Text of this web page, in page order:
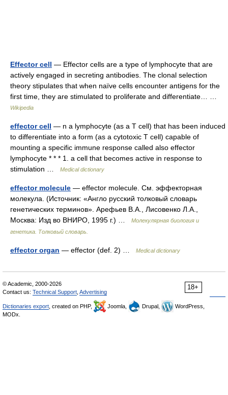
Effector cell — Effector cells are a type of lymphocyte that are
actively engaged in secreting antibodies. The clonal selection
theory stipulates that when naïve cells encounter antigens for the
first time, they are stimulated to proliferate and differentiate… …
Wikipedia
effector cell — n a lymphocyte (as a T cell) that has been induced
to differentiate into a form (as a cytotoxic T cell) capable of
mounting a specific immune response called also effector
lymphocyte * * * 1. a cell that becomes active in response to
stimulation …
Medical dictionary
effector molecule — effector molecule. См. эффекторная
молекула. (Источник: «Англо русский толковый словарь
генетических терминов». Арефьев В.А., Лисовенко Л.А.,
Москва: Изд во ВНИРО, 1995 г.) …
Молекулярная биология и
генетика. Толковый словарь.
effector organ — effector (def. 2) … Medical dictionary
18+
© Academic, 2000-2026
Contact us: Technical Support Advertising
Dictionaries export , created on PHP, Joomla, Drupal,
WordPress,
MODx.